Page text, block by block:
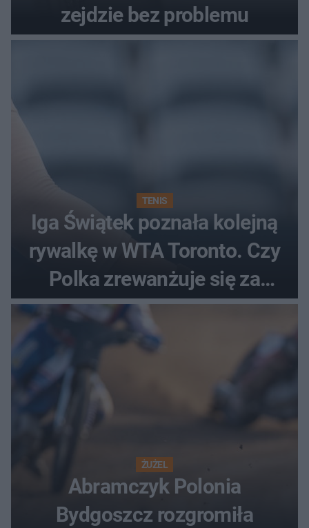
zejdzie bez problemu
TENIS
Iga Świątek poznała kolejną
rywalkę w WTA Toronto. Czy
Polka zrewanżuje się za
ostatnią porażkę?
ŻUŻEL
Abramczyk Polonia
Bydgoszcz rozgromiła